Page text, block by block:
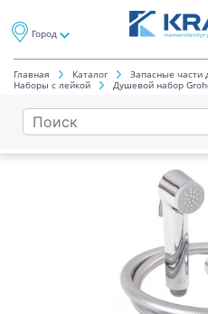
Город
Главная Каталог
Запасные части
Наборы с лейкой
Душевой набор